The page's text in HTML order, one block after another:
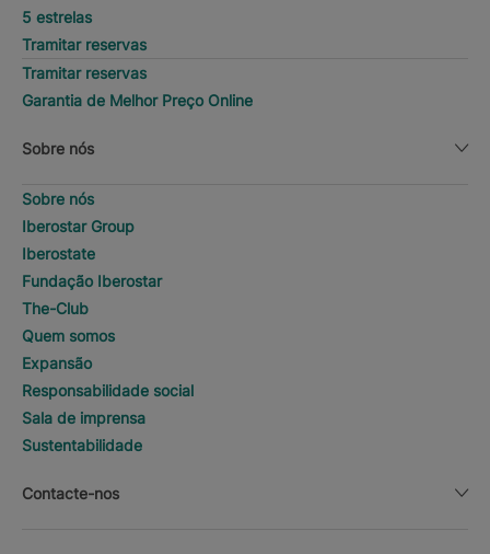
5 estrelas
Tramitar reservas
Tramitar reservas
Garantia de Melhor Preço Online
Sobre nós
Sobre nós
Iberostar Group
Iberostate
Fundação Iberostar
The-Club
Quem somos
Expansão
Responsabilidade social
Sala de imprensa
Sustentabilidade
Contacte-nos